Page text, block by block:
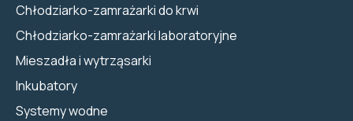
Chłodziarko-zamrażarki do krwi
Chłodziarko-zamrażarki laboratoryjne
Mieszadła i wytrząsarki
Inkubatory
Systemy wodne